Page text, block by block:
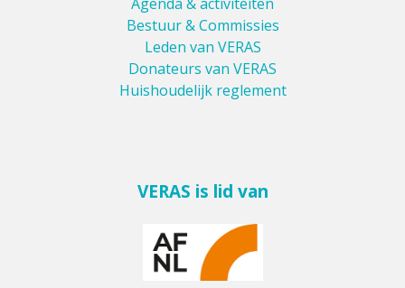
Bestuur & Commissies
Leden van VERAS
Donateurs van VERAS
Huishoudelijk reglement
VERAS is lid van